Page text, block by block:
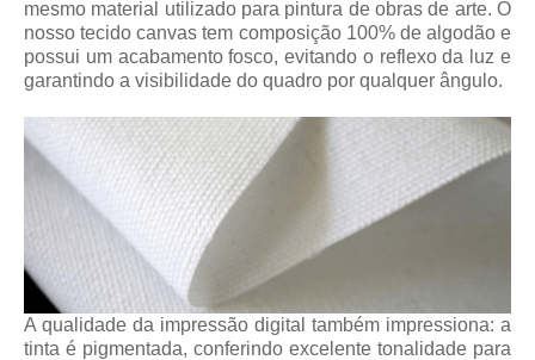
mesmo material utilizado para pintura de obras de arte. O
nosso tecido canvas tem composição 100% de algodão e
possui um acabamento fosco, evitando o reflexo da luz e
garantindo a visibilidade do quadro por qualquer ângulo.
A qualidade da impressão digital também impressiona: a
tinta é pigmentada, conferindo excelente tonalidade para